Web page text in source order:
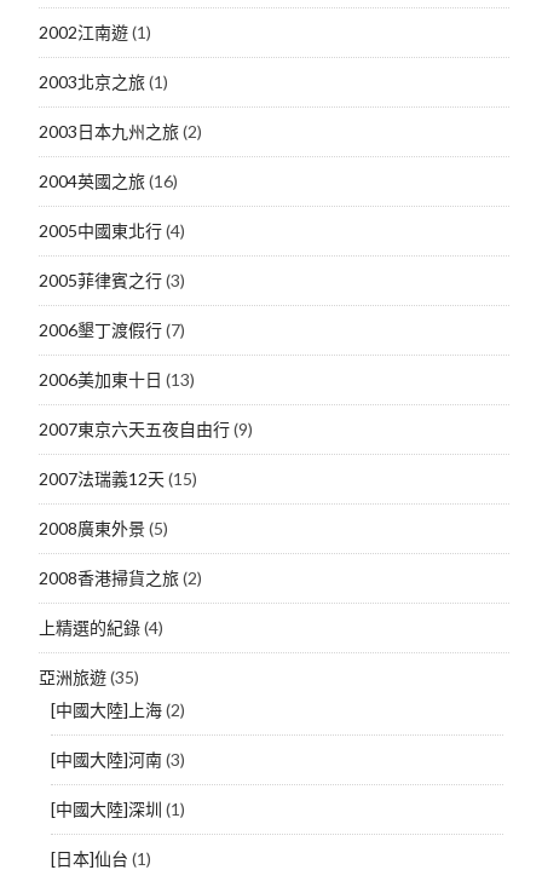
2002江南遊(1)
2003北京之旅(1)
2003日本九州之旅(2)
2004英國之旅(16)
2005中國東北行(4)
2005菲律賓之行(3)
2006墾丁渡假行(7)
2006美加東十日 (13)
2007東京六天五夜自由行(9)
2007法瑞義12天(15)
2008廣東外景(5)
2008香港掃貨之旅(2)
上精選的紀錄(4)
亞洲旅遊(35)
[中國大陸]上海(2)
[中國大陸]河南(3)
[中國大陸]深圳 (1)
[日本]仙台 (1)